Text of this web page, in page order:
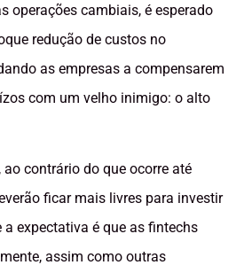
operações cambiais, é esperado
redução de custos no
as empresas a compensarem
com um velho inimigo: o alto
contrário do que ocorre até
ficar mais livres para investir
a expectativa é que as fintechs
assim como outras